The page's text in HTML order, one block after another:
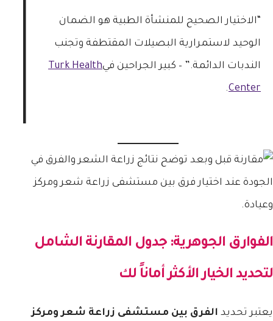
“الاختيار الصحيح للمنشأة الطبية هو الضمان
الوحيد لاستمرارية البصيلات المقتطفة وتجنب
الندبات الدائمة.” – كبير الجراحين فيTurk Health
Center
.
الفوارق الجوهرية: جدول المقارنة الشامل
لتحديد الخيار الأكثر أماناً لك
يعتبر تحديد الفرق بين مستشفى زراعة شعر ومركز